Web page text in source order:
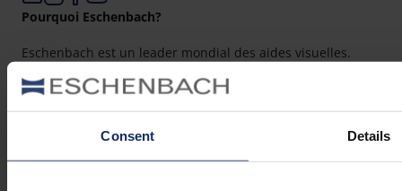
Consent Details
Pourquoi Eschenbach?
Eschenbach est un leader mondial des aides visuelles.
Eschenbach est un gage d’innovation et de qualité « Made
in Germany ».
Eschenbach est le partenaire des opticiens et le bon choix
pour une meilleure vision.